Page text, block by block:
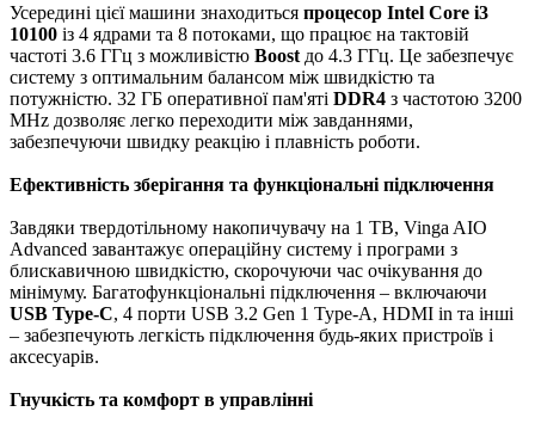
Усередині цієї машини знаходиться процесор Intel Core i3
10100 із 4 ядрами та 8 потоками, що працює на тактовій
частоті 3.6 ГГц з можливістю Boost до 4.3 ГГц. Це забезпечує
систему з оптимальним балансом між швидкістю та
потужністю. 32 ГБ оперативної пам'яті DDR4 з частотою 3200
MHz дозволяє легко переходити між завданнями,
забезпечуючи швидку реакцію і плавність роботи.
Ефективність зберігання та функціональні підключення
Завдяки твердотільному накопичувачу на 1 TB, Vinga AIO
Advanced завантажує операційну систему і програми з
блискавичною швидкістю, скорочуючи час очікування до
мінімуму. Багатофункціональні підключення – включаючи
USB Type-C, 4 порти USB 3.2 Gen 1 Type-A, HDMI in та інші
– забезпечують легкість підключення будь-яких пристроїв і
аксесуарів.
Гнучкість та комфорт в управлінні